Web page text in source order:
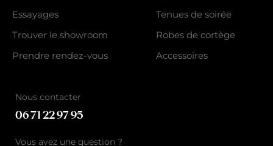
Essayages
Trouver le showroom
Prendre rendez-vous
Tenues de soirée
Robes de cortège
Accessoires
Nous contacter
06 71 22 97 95
Vous avez une question ?